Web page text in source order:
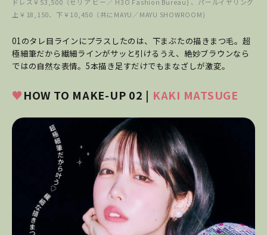
ドレス￥53,500（セリア ビー／ H3O Fashion Bureau) 、パールイヤリング
上￥18,150、下￥10,450（共にMAYU／MAYU SHOWROOM)
01のタレ目ラインにプラスしたのは、下まぶたの描きまつ毛。超
極細筆だから繊細ラインがサッと引けるうえ、絶妙ブラウンなら
ではの自然な表情。5本描き足すだけでもまなざしが激変。
♥HOW TO MAKE-UP 02 | KAKI MATSUGE